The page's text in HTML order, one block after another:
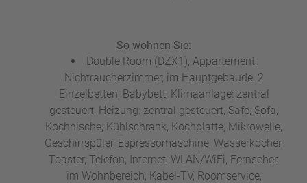
So wohnen Sie:
Double Room (DZX1), Appartement,
Nichtraucherzimmer, im Hauptgebäude, 2
Einzelbetten, Babybett, Klimaanlage: zentral
gesteuert, Heizung: zentral gesteuert, Safe, Sofa,
Kochnische, Kühlschrank, Kochplatte, Mikrowelle,
Geschirrspüler, Espressomaschine, Wasserkocher,
Toaster, Telefon, Internet: WLAN/WiFi, Fernseher:
im Wohnbereich, Kabel-TV, Roomservice,